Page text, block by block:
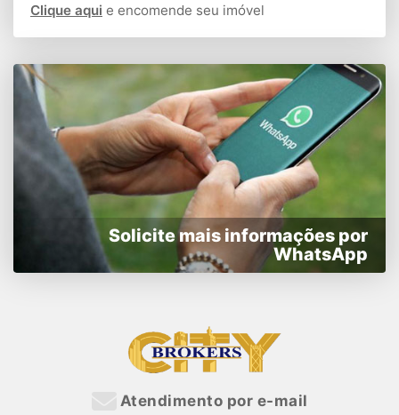
Clique aqui e encomende seu imóvel
Solicite mais informações por
WhatsApp
Atendimento por e-mail